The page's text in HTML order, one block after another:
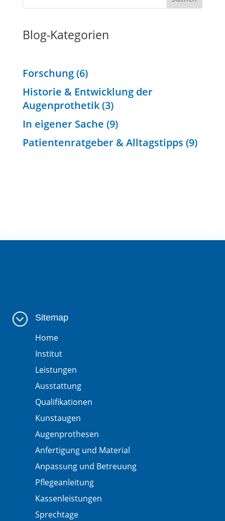
Blog-Kategorien
Forschung(6)
Historie & Entwicklung der
Augenprothetik(3)
In eigener Sache (9)
Patientenratgeber & Alltagstipps (9)
; Sitemap
Home
Institut
Leistungen
Ausstattung
Qualifikationen
Kunstaugen
Augenprothesen
Anfertigung und Material
Anpassung und Betreuung
Pflegeanleitung
Kassenleistungen
Sprechtage